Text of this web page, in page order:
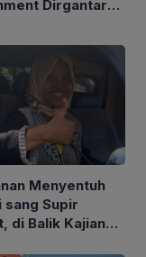
Dirgantara
Edukasi
Menyentuh
sang Supir
di Balik Kajian